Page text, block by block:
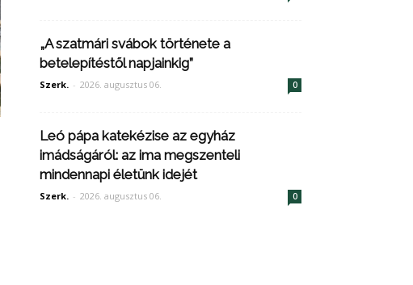
„A szatmári svábok története a
betelepítéstől napjainkig”
Szerk. - 2026. augusztus 06. 0
Leó pápa katekézise az egyház
imádságáról: az ima megszenteli
mindennapi életünk idejét
Szerk. - 2026. augusztus 06. 0